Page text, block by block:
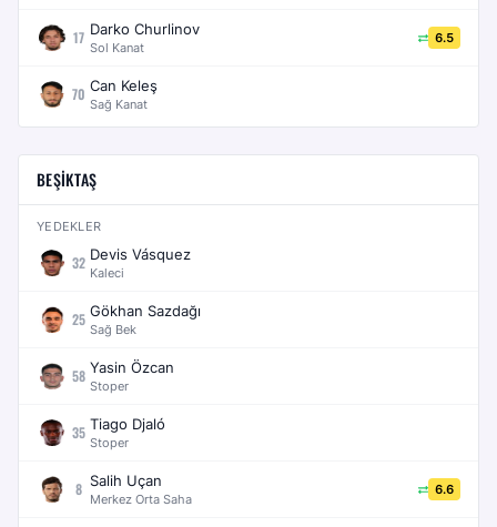
17 Darko Churlinov
Sol Kanat
6.5
70 Can Keleş
Sağ Kanat
BEŞIKTAŞ
YEDEKLER
32 Devis Vásquez
Kaleci
25 Gökhan Sazdağı
Sağ Bek
58 Yasin Özcan
Stoper
35 Tiago Djaló
Stoper
8 Salih Uçan
Merkez Orta Saha
6.6